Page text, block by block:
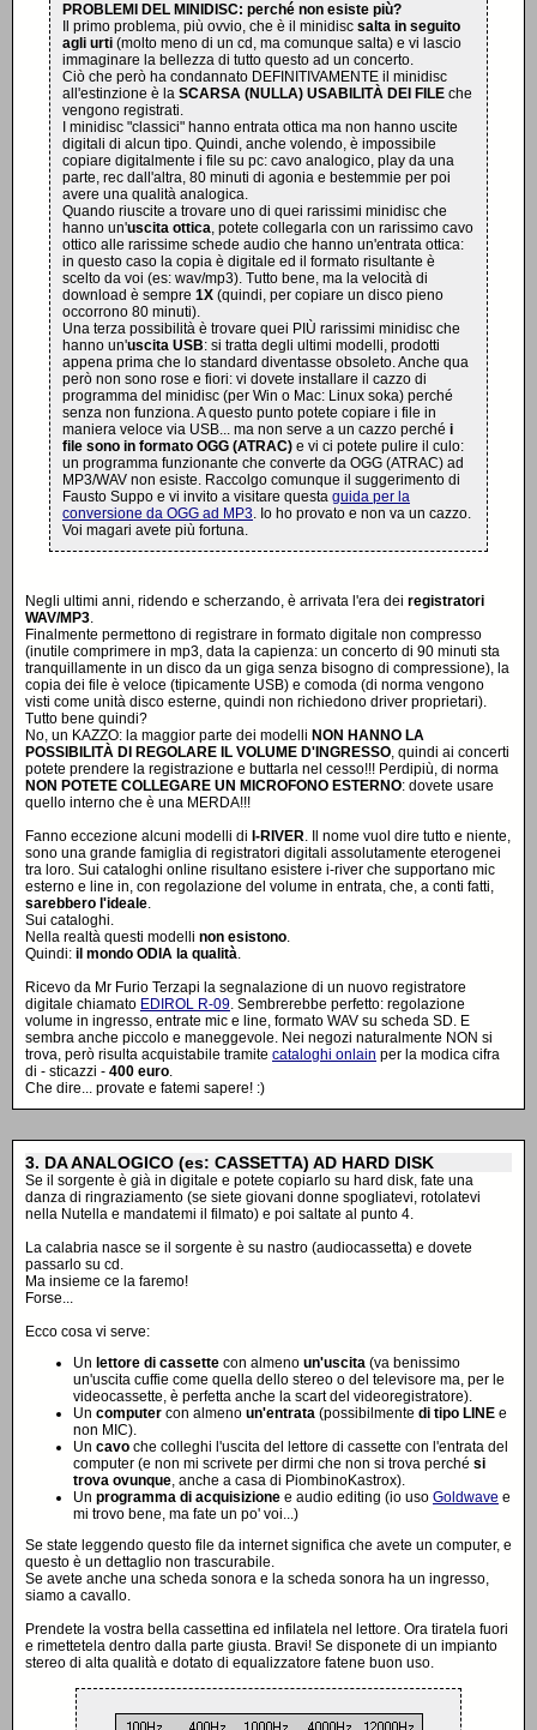
PROBLEMI DEL MINIDISC: perché non esiste più?
Il primo problema, più ovvio, che è il minidisc salta in seguito
agli urti (molto meno di un cd, ma comunque salta) e vi lascio
immaginare la bellezza di tutto questo ad un concerto.
Ciò che però ha condannato DEFINITIVAMENTE il minidisc
all'estinzione è la SCARSA (NULLA) USABILITÀ DEI FILE che
vengono registrati.
I minidisc "classici" hanno entrata ottica ma non hanno uscite
digitali di alcun tipo. Quindi, anche volendo, è impossibile
copiare digitalmente i file su pc: cavo analogico, play da una
parte, rec dall'altra, 80 minuti di agonia e bestemmie per poi
avere una qualità analogica.
Quando riuscite a trovare uno di quei rarissimi minidisc che
hanno un'uscita ottica, potete collegarla con un rarissimo cavo
ottico alle rarissime schede audio che hanno un'entrata ottica:
in questo caso la copia è digitale ed il formato risultante è
scelto da voi (es: wav/mp3). Tutto bene, ma la velocità di
download è sempre 1X (quindi, per copiare un disco pieno
occorrono 80 minuti).
Una terza possibilità è trovare quei PIÙ rarissimi minidisc che
hanno un'uscita USB: si tratta degli ultimi modelli, prodotti
appena prima che lo standard diventasse obsoleto. Anche qua
però non sono rose e fiori: vi dovete installare il cazzo di
programma del minidisc (per Win o Mac: Linux soka) perché
senza non funziona. A questo punto potete copiare i file in
maniera veloce via USB... ma non serve a un cazzo perché i
file sono in formato OGG (ATRAC) e vi ci potete pulire il culo:
un programma funzionante che converte da OGG (ATRAC) ad
MP3/WAV non esiste. Raccolgo comunque il suggerimento di
Fausto Suppo e vi invito a visitare questa guida per la
conversione da OGG ad MP3. Io ho provato e non va un cazzo.
Voi magari avete più fortuna.
Negli ultimi anni, ridendo e scherzando, è arrivata l'era dei registratori
WAV/MP3.
Finalmente permettono di registrare in formato digitale non compresso
(inutile comprimere in mp3, data la capienza: un concerto di 90 minuti sta
tranquillamente in un disco da un giga senza bisogno di compressione), la
copia dei file è veloce (tipicamente USB) e comoda (di norma vengono
visti come unità disco esterne, quindi non richiedono driver proprietari).
Tutto bene quindi?
No, un KAZZO: la maggior parte dei modelli NON HANNO LA
POSSIBILITÀ DI REGOLARE IL VOLUME D'INGRESSO, quindi ai concerti
potete prendere la registrazione e buttarla nel cesso!!! Perdipiù, di norma
NON POTETE COLLEGARE UN MICROFONO ESTERNO: dovete usare
quello interno che è una MERDA!!!
Fanno eccezione alcuni modelli di I-RIVER. Il nome vuol dire tutto e niente,
sono una grande famiglia di registratori digitali assolutamente eterogenei
tra loro. Sui cataloghi online risultano esistere i-river che supportano mic
esterno e line in, con regolazione del volume in entrata, che, a conti fatti,
sarebbero l'ideale.
Sui cataloghi.
Nella realtà questi modelli non esistono.
Quindi: il mondo ODIA la qualità.
Ricevo da Mr Furio Terzapi la segnalazione di un nuovo registratore
digitale chiamato EDIROL R-09. Sembrerebbe perfetto: regolazione
volume in ingresso, entrate mic e line, formato WAV su scheda SD. E
sembra anche piccolo e maneggevole. Nei negozi naturalmente NON si
trova, però risulta acquistabile tramite cataloghi onlain per la modica cifra
di - sticazzi - 400 euro.
Che dire... provate e fatemi sapere! :)
3. DA ANALOGICO (es: CASSETTA) AD HARD DISK
Se il sorgente è già in digitale e potete copiarlo su hard disk, fate una
danza di ringraziamento (se siete giovani donne spogliatevi, rotolatevi
nella Nutella e mandatemi il filmato) e poi saltate al punto 4.
La calabria nasce se il sorgente è su nastro (audiocassetta) e dovete
passarlo su cd.
Ma insieme ce la faremo!
Forse...
Ecco cosa vi serve:
Un lettore di cassette con almeno un'uscita (va benissimo
un'uscita cuffie come quella dello stereo o del televisore ma, per le
videocassette, è perfetta anche la scart del videoregistratore).
Un computer con almeno un'entrata (possibilmente di tipo LINE e
non MIC).
Un cavo che colleghi l'uscita del lettore di cassette con l'entrata del
computer (e non mi scrivete per dirmi che non si trova perché si
trova ovunque, anche a casa di PiombinoKastrox).
Un programma di acquisizione e audio editing (io uso Goldwave e
mi trovo bene, ma fate un po' voi...)
Se state leggendo questo file da internet significa che avete un computer, e
questo è un dettaglio non trascurabile.
Se avete anche una scheda sonora e la scheda sonora ha un ingresso,
siamo a cavallo.
Prendete la vostra bella cassettina ed infilatela nel lettore. Ora tiratela fuori
e rimettetela dentro dalla parte giusta. Bravi! Se disponete di un impianto
stereo di alta qualità e dotato di equalizzatore fatene buon uso.